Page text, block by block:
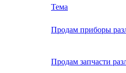
Тема
Продам приборы
Продам запчасти